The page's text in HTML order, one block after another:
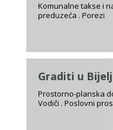
Komunalne takse i
preduzeća . Porezi
Graditi u
Prostorno-planska
Vodiči . Poslovni